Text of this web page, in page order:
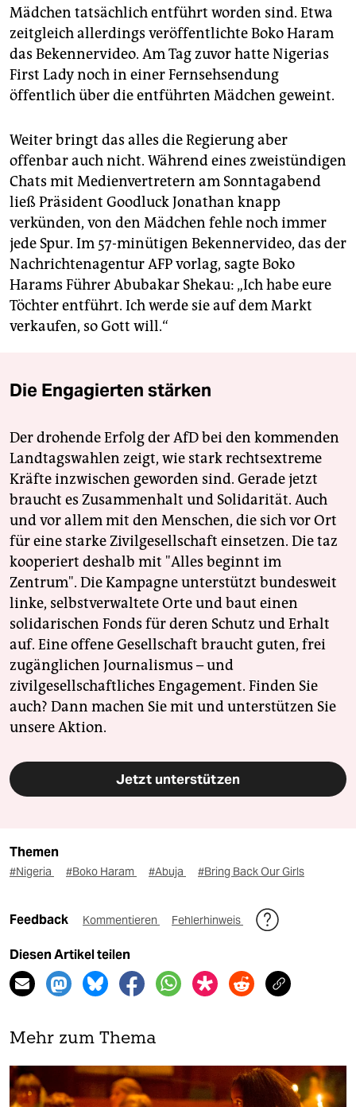
Mädchen tatsächlich entführt worden sind. Etwa
zeitgleich allerdings veröffentlichte Boko Haram
das Bekennervideo. Am Tag zuvor hatte Nigerias
First Lady noch in einer Fernsehsendung
öffentlich über die entführten Mädchen geweint.
Weiter bringt das alles die Regierung aber
offenbar auch nicht. Während eines zweistündigen
Chats mit Medienvertretern am Sonntagabend
ließ Präsident Goodluck Jonathan knapp
verkünden, von den Mädchen fehle noch immer
jede Spur. Im 57-minütigen Bekennervideo, das der
Nachrichtenagentur AFP vorlag, sagte Boko
Harams Führer Abubakar Shekau: „Ich habe eure
Töchter entführt. Ich werde sie auf dem Markt
verkaufen, so Gott will.“
Die Engagierten stärken
Der drohende Erfolg der AfD bei den kommenden
Landtagswahlen zeigt, wie stark rechtsextreme
Kräfte inzwischen geworden sind. Gerade jetzt
braucht es Zusammenhalt und Solidarität. Auch
und vor allem mit den Menschen, die sich vor Ort
für eine starke Zivilgesellschaft einsetzen. Die taz
kooperiert deshalb mit "Alles beginnt im
Zentrum". Die Kampagne unterstützt bundesweit
linke, selbstverwaltete Orte und baut einen
solidarischen Fonds für deren Schutz und Erhalt
auf. Eine offene Gesellschaft braucht guten, frei
zugänglichen Journalismus – und
zivilgesellschaftliches Engagement. Finden Sie
auch? Dann machen Sie mit und unterstützen Sie
unsere Aktion.
Jetzt unterstützen
Themen
#Nigeria #Boko Haram #Abuja #Bring Back Our Girls
Feedback Kommentieren Fehlerhinweis
Diesen Artikel teilen
Mehr zum Thema